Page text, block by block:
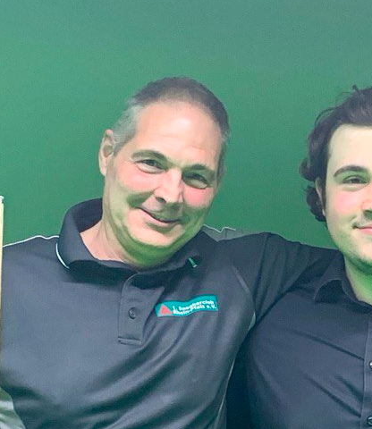
Ein spanischer Pfälzer, ein venezolanischer
Snooker ist nicht nur auf dem Tisch bunt. Mit
30.12.2023 ein gelbes Turnier der German
2 war es mit Spielern höherer Leistungsklasse
dass einige Spieler…
Weiterlesen